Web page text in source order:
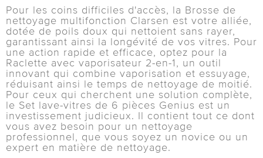
Pour les coins difficiles d'accès, la Brosse de
nettoyage multifonction Clarsen est votre alliée,
dotée de poils doux qui nettoient sans rayer,
garantissant ainsi la longévité de vos vitres. Pour
une action rapide et efficace, optez pour la
Raclette avec vaporisateur 2-en-1, un outil
innovant qui combine vaporisation et essuyage,
réduisant ainsi le temps de nettoyage de moitié.
Pour ceux qui cherchent une solution complète,
le Set lave-vitres de 6 pièces Genius est un
investissement judicieux. Il contient tout ce dont
vous avez besoin pour un nettoyage
professionnel, que vous soyez un novice ou un
expert en matière de nettoyage.